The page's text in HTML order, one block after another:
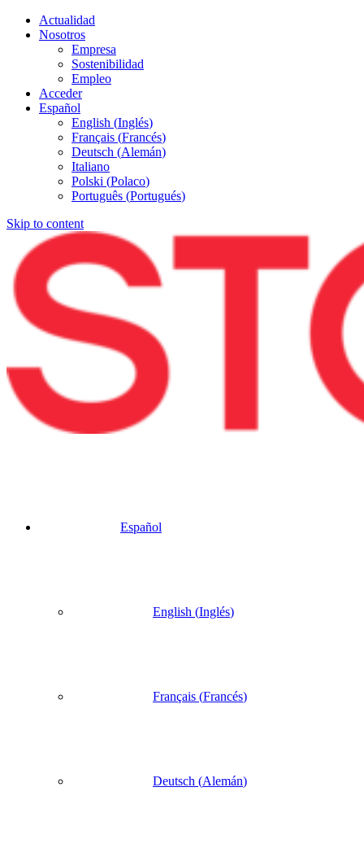
Actualidad
Nosotros
Empresa
Sostenibilidad
Empleo
Acceder
Español
English (Inglés)
Français (Francés)
Deutsch (Alemán)
Italiano
Polski (Polaco)
Português (Portugués)
Skip to content
Español
English (Inglés)
Français (Francés)
Deutsch (Alemán)